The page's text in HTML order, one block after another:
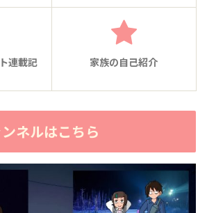
連載記
家族の自己紹介
ネルはこちら